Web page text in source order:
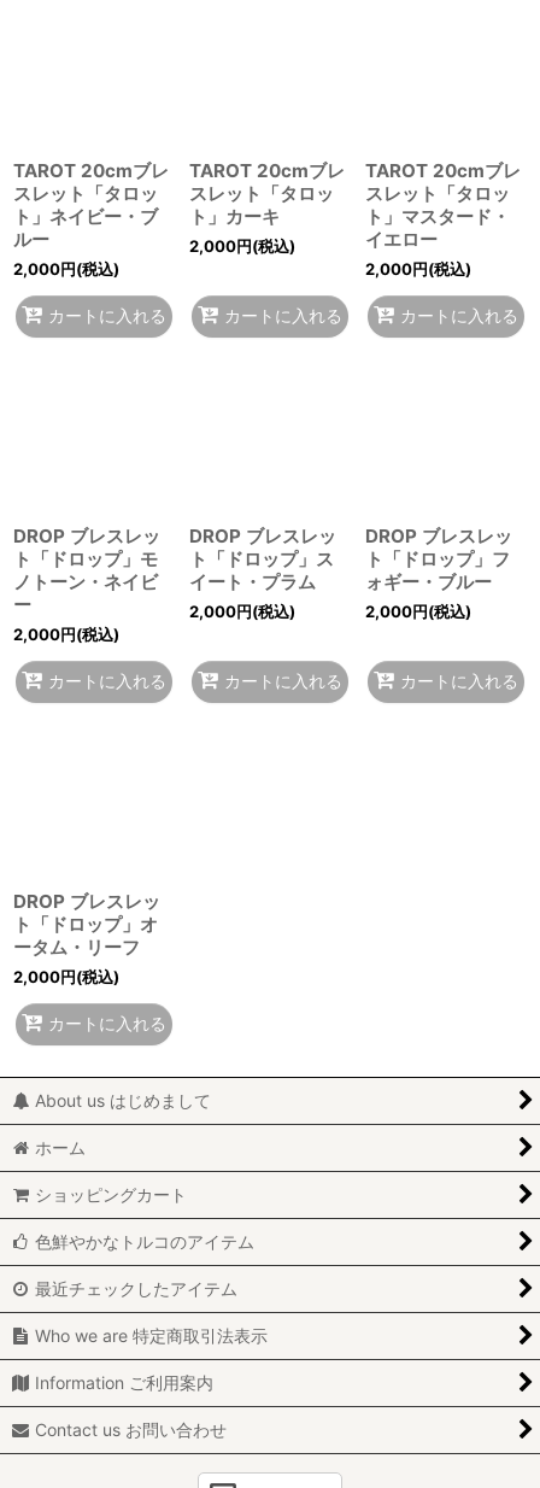
TAROT 20cmブレ
スレット「タロッ
ト」ネイビー・ブ
ルー
2,000円(税込)
カートに入れる
TAROT 20cmブレ
スレット「タロッ
ト」カーキ
2,000円(税込)
カートに入れる
TAROT 20cmブレ
スレット「タロッ
ト」マスタード・
イエロー
2,000円(税込)
カートに入れる
DROP ブレスレッ
ト「ドロップ」モ
ノトーン・ネイビ
ー
2,000円(税込)
カートに入れる
DROP ブレスレッ
ト「ドロップ」ス
イート・プラム
2,000円(税込)
カートに入れる
DROP ブレスレッ
ト「ドロップ」フ
ォギー・ブルー
2,000円(税込)
カートに入れる
DROP ブレスレッ
ト「ドロップ」オ
ータム・リーフ
2,000円(税込)
カートに入れる
About us はじめまして
ホーム
ショッピングカート
色鮮やかなトルコのアイテム
最近チェックしたアイテム
Who we are 特定商取引法表示
Information ご利用案内
Contact us お問い合わせ